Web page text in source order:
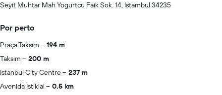
Seyit Muhtar Mah Yogurtcu Faik Sok. 14, Istambul 34235
Por perto
Praça Taksim
194 m
Taksim
200 m
Istanbul City Centre
237 m
Avenida İstiklal
0.5 km